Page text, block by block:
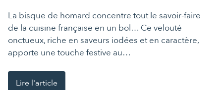
La bisque de homard concentre tout le savoir-faire
de la cuisine française en un bol… Ce velouté
onctueux, riche en saveurs iodées et en caractère,
apporte une touche festive au…
Lire l'article